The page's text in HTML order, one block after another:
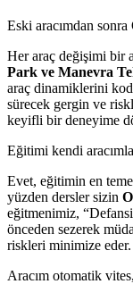
Eski aracımdan
Her araç değişimi bir
Park ve Manevra
araç dinamiklerini
sürecek gergin ve
keyifli bir deneyime
Eğitimi kendi
Evet, eğitimin en
yüzden dersler sizin
eğitmenimiz,
önceden sezerek
riskleri minimize eder.
Aracım otomatik